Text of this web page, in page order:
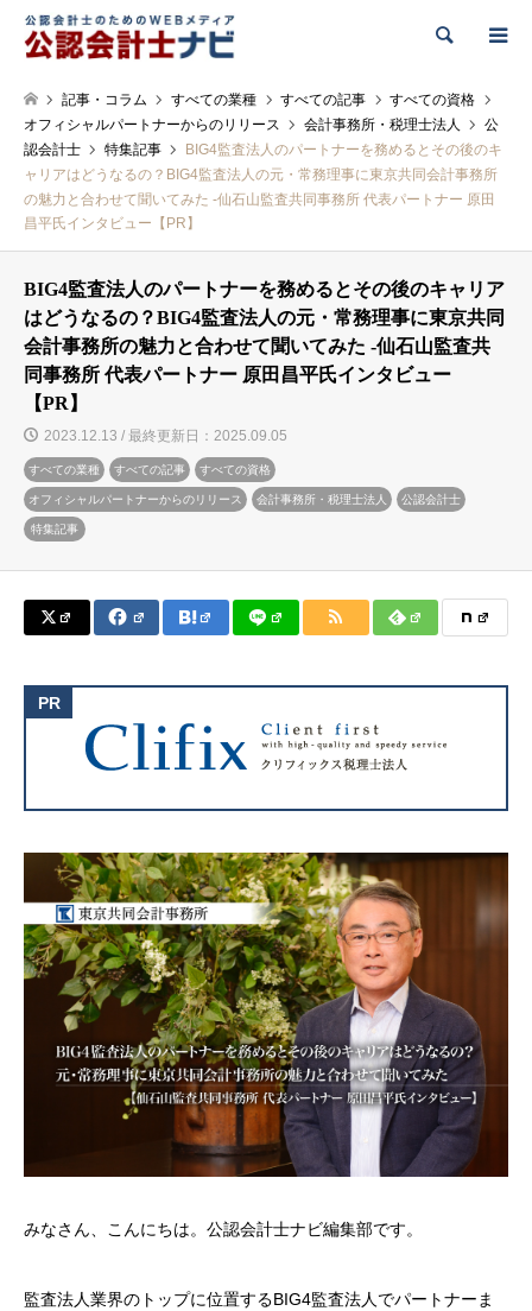
検索
記事・コラム すべての業種 すべての記事
すべての資格
オフィシャルパートナーからのリリース
会計事務所・税理士法人
公
認会計士
特集記事
BIG4監査法人のパートナーを務めるとその後のキ
ャリアはどうなるの？BIG4監査法人の元・常務理事に東京共同会計事務所
の魅力と合わせて聞いてみた -仙石山監査共同事務所 代表パートナー 原田
昌平氏インタビュー【PR】
BIG4監査法人のパートナーを務めるとその後のキャリア
はどうなるの？BIG4監査法人の元・常務理事に東京共同
会計事務所の魅力と合わせて聞いてみた -仙石山監査共
同事務所 代表パートナー 原田昌平氏インタビュー
【PR】
2023.12.13 / 最終更新日：2025.09.05
すべての業種 すべての記事 すべての資格
オフィシャルパートナーからのリリース 会計事務所・税理士法人 公認会計士
特集記事
みなさん、こんにちは。公認会計士ナビ編集部です。
監査法人業界のトップに位置するBIG4監査法人でパートナーま